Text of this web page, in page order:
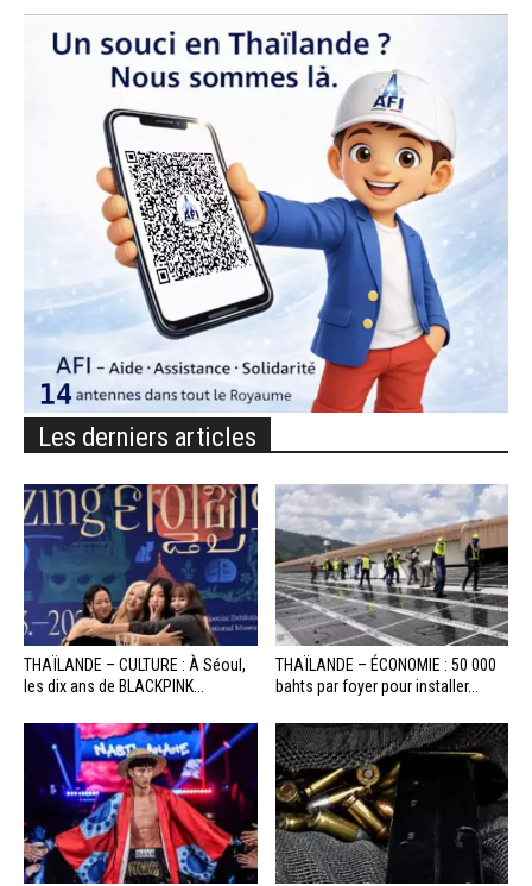
Les derniers articles
THAÏLANDE – CULTURE : À Séoul,
les dix ans de BLACKPINK...
THAÏLANDE – ÉCONOMIE : 50 000
bahts par foyer pour installer...